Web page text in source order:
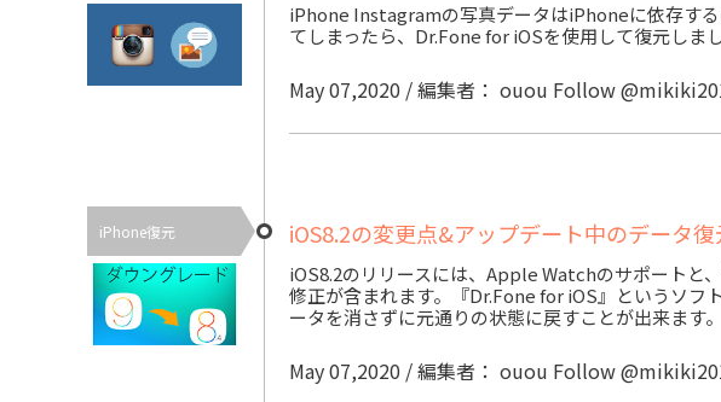
iPhone Instagramの写真データはiPhoneに依存す
てしまったら、Dr.Fone for iOSを使用して復元しまし
May 07,2020 / 編集者： ouou Follow
iPhone復元 iOS8.2の変更点&アップデート中のデータ復
iOS8.2のリリースには、Apple Watchのサポートと
修正が含まれます。『Dr.Fone for iOS』というソフ
ータを消さずに元通りの状態に戻すことが出来ます。
May 07,2020 / 編集者： ouou Follow